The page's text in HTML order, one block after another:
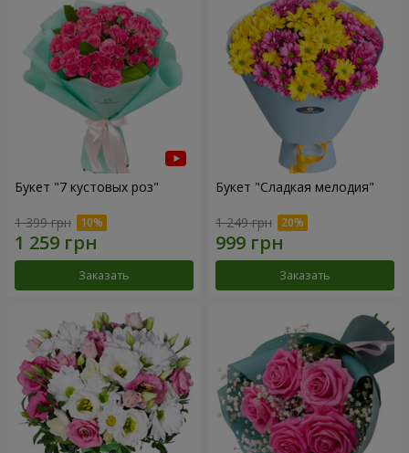
Букет "7 кустовых роз"
1 399 грн
Заказать
Букет "Сладкая мелодия"
1 249 грн
Заказать